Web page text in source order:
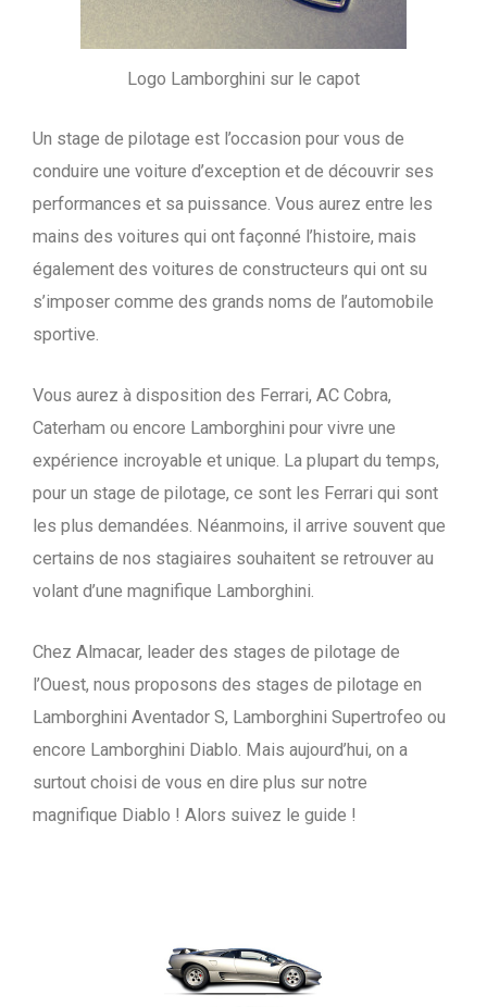
Logo Lamborghini sur le capot
Un stage de pilotage est l’occasion pour vous de
conduire une voiture d’exception et de découvrir ses
performances et sa puissance. Vous aurez entre les
mains des voitures qui ont façonné l’histoire, mais
également des voitures de constructeurs qui ont su
s’imposer comme des grands noms de l’automobile
sportive.
Vous aurez à disposition des Ferrari, AC Cobra,
Caterham ou encore Lamborghini pour vivre une
expérience incroyable et unique. La plupart du temps,
pour un stage de pilotage, ce sont les Ferrari qui sont
les plus demandées. Néanmoins, il arrive souvent que
certains de nos stagiaires souhaitent se retrouver au
volant d’une magnifique Lamborghini.
Chez Almacar, leader des stages de pilotage de
l’Ouest, nous proposons des stages de pilotage en
Lamborghini Aventador S, Lamborghini Supertrofeo ou
encore Lamborghini Diablo. Mais aujourd’hui, on a
surtout choisi de vous en dire plus sur notre
magnifique Diablo ! Alors suivez le guide !